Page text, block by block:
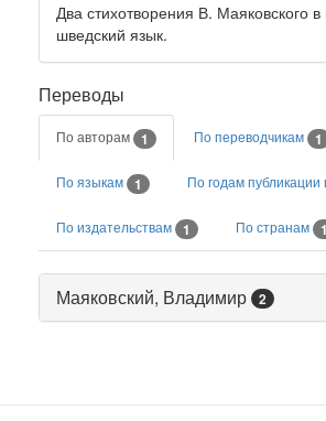
Два стихотворения В. Маяковского
шведский язык.
Переводы
По авторам 1 По переводчикам 1
По языкам 1 По годам публикации
По издательствам 1 По странам 1
Маяковский, Владимир 2